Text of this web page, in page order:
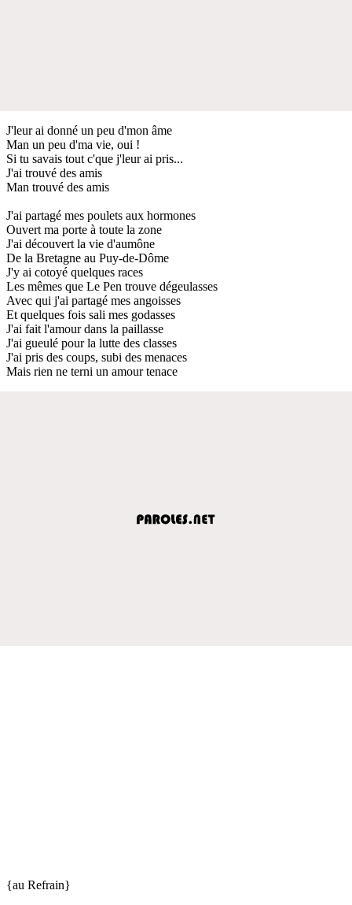
J'leur ai donné un peu d'mon âme
Man un peu d'ma vie, oui !
Si tu savais tout c'que j'leur ai pris...
J'ai trouvé des amis
Man trouvé des amis
J'ai partagé mes poulets aux hormones
Ouvert ma porte à toute la zone
J'ai découvert la vie d'aumône
De la Bretagne au Puy-de-Dôme
J'y ai cotoyé quelques races
Les mêmes que Le Pen trouve dégeulasses
Avec qui j'ai partagé mes angoisses
Et quelques fois sali mes godasses
J'ai fait l'amour dans la paillasse
J'ai gueulé pour la lutte des classes
J'ai pris des coups, subi des menaces
Mais rien ne terni un amour tenace
{au Refrain}